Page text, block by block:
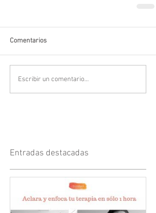
Comentarios
Escribir un comentario...
Entradas destacadas